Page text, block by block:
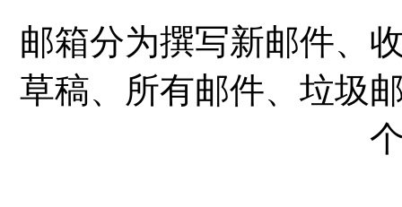
邮箱分为撰写新邮件、
草稿、所有邮件、垃圾